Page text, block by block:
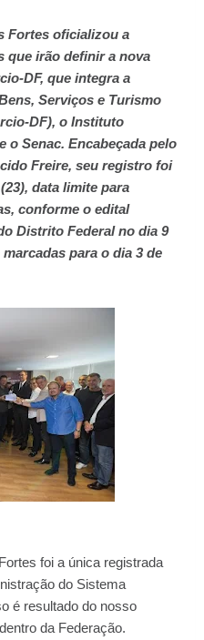
Fortes oficializou a
que irão definir a nova
DF, que integra a
Serviços e Turismo
DF), o Instituto
o Senac. Encabeçada pelo
Freire, seu registro foi
data limite para
conforme o edital
Distrito Federal no dia 9
para o dia 3 de
foi a única registrada
do Sistema
é resultado do nosso
da Federação.